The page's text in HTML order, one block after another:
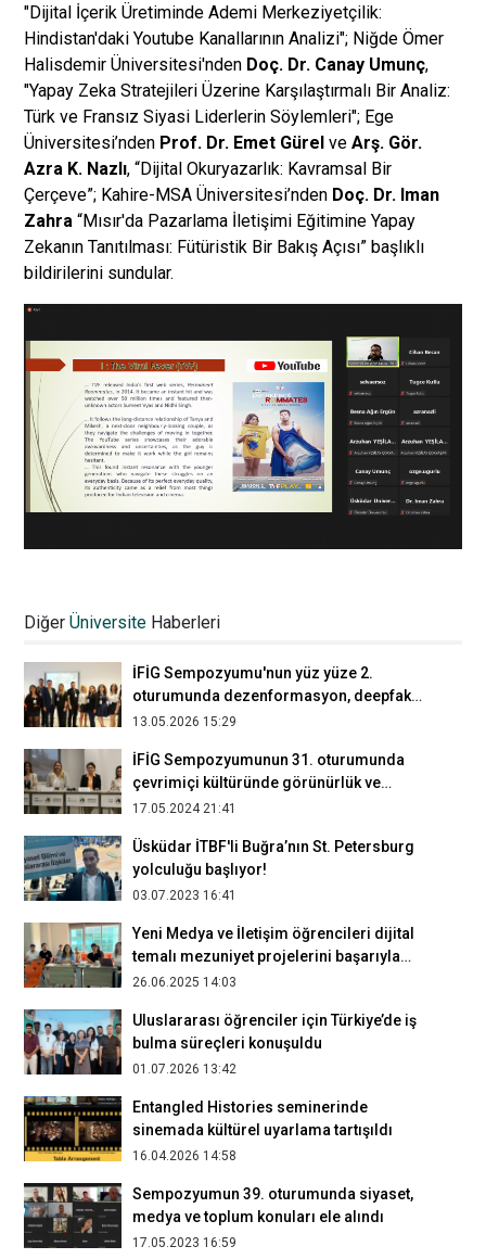
"Dijital İçerik Üretiminde Ademi Merkeziyetçilik:
Hindistan'daki Youtube Kanallarının Analizi"; Niğde Ömer
Halisdemir Üniversitesi'nden Doç. Dr. Canay Umunç,
"Yapay Zeka Stratejileri Üzerine Karşılaştırmalı Bir Analiz:
Türk ve Fransız Siyasi Liderlerin Söylemleri"; Ege
Üniversitesi’nden Prof. Dr. Emet GürelveArş. Gör.
Azra K. Nazlı, “Dijital Okuryazarlık: Kavramsal Bir
Çerçeve”; Kahire-MSA Üniversitesi’nden Doç. Dr. Iman
Zahra “Mısır'da Pazarlama İletişimi Eğitimine Yapay
Zekanın Tanıtılması: Fütüristik Bir Bakış Açısı” başlıklı
bildirilerini sundular.
DiğerÜniversite Haberleri
İFİG Sempozyumu'nun yüz yüze 2.
oturumunda dezenformasyon, deepfake
ve gerçekliğin krizi irdelendi
13.05.2026 15:29
İFİG Sempozyumunun 31. oturumunda
çevrimiçi kültüründe görünürlük ve
izleyici temalı bildiriler sunuldu
17.05.2024 21:41
Üsküdar İTBF'li Buğra’nın St. Petersburg
yolculuğu başlıyor!
03.07.2023 16:41
Yeni Medya ve İletişim öğrencileri dijital
temalı mezuniyet projelerini başarıyla
sundu
26.06.2025 14:03
Uluslararası öğrenciler için Türkiye’de iş
bulma süreçleri konuşuldu
01.07.2026 13:42
Entangled Histories seminerinde
sinemada kültürel uyarlama tartışıldı
16.04.2026 14:58
Sempozyumun 39. oturumunda siyaset,
medya ve toplum konuları ele alındı
17.05.2023 16:59